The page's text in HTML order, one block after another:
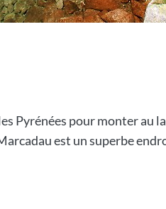
Pyrénées pour monter au
est un superbe